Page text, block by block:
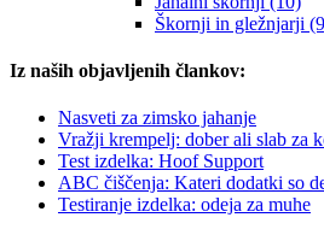
Škornji in gležnjarji
Iz naših objavljenih člankov:
Nasveti za zimsko jahanje
Vražji krempelj: dober ali slab za
Test izdelka: Hoof Support
ABC čiščenja: Kateri dodatki so
Testiranje izdelka: odeja za muhe